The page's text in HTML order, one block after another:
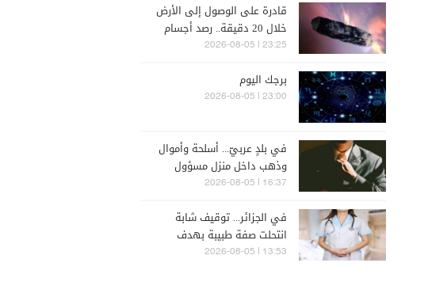
قادرة على الوصول إلى الأرض
خلال 20 دقيقة.. رصد أجسام
غامضة قرب القمر!
23:25 | 2026-08-05
برجك اليوم
23:00 | 2026-08-05
في بلدٍ عربيّ... أسلحة وأموال
وذهب داخل منزل مسؤول
سابق
16:37 | 2026-08-05
في الجزائر... توقيف شابة
انتحلت صفة طبيبة بهدف
القيام بأعمال نصب وإحتيال
13:53 | 2026-08-05